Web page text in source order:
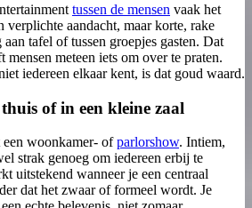
tussen de mensen vaak het
verplichte aandacht, maar korte, rake
tafel of tussen groepjes gasten. Dat
mensen meteen iets om over te praten.
iedereen elkaar kent, is dat goud waard.
of in een kleine zaal
woonkamer- ofparlorshow. Intiem,
strak genoeg om iedereen erbij te
uitstekend wanneer je een centraal
dat het zwaar of formeel wordt. Je